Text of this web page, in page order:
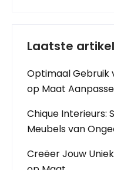
Laatste
Optimaal Gebruik
op Maat
Chique Interieurs:
Meubels van
Creëer Jouw